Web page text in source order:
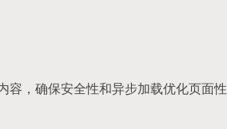
容，确保安全性和异步加载优化页面性